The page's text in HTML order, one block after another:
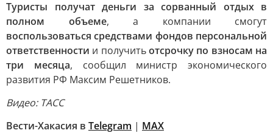
Туристы получат деньги за сорванный отдых в
полном объеме, а компании смогут
воспользоваться средствами фондов персональной
ответственности и получитьотсрочку по взносам на
три месяца, сообщил министр экономического
развития РФ Максим Решетников.
Видео: ТАСС
Вести-Хакасия в Telegram | MAX